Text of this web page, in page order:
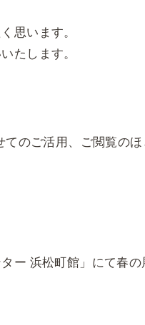
思います。
たします。
のご活用、ご閲覧の
ー 浜松町館」にて春